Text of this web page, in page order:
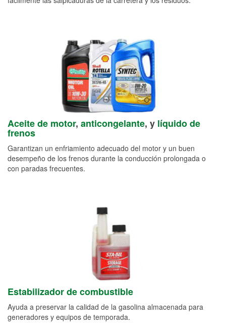
Aceite de motor, anticongelante, y líquido de
frenos
Garantizan un enfriamiento adecuado del motor y un buen
desempeño de los frenos durante la conducción prolongada o
con paradas frecuentes.
Estabilizador de combustible
Ayuda a preservar la calidad de la gasolina almacenada para
generadores y equipos de temporada.